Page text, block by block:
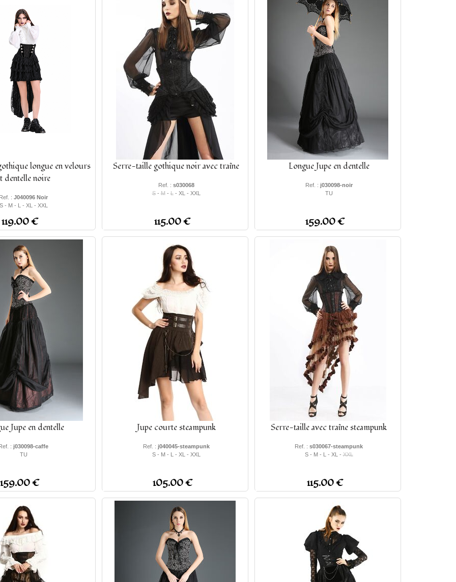
longue en velours
dentelle noire
: J040096 Noir
- M - L - XL - XXL
119.00 €
Serre-taille gothique noir avec traîne
Ref. : s030068
S-M-L- XL - XXL
115.00 €
Longue Jupe en dentelle
Ref. : j030098-noir
TU
159.00 €
Jupe en dentelle
: j030098-caffe
TU
159.00 €
Jupe courte steampunk
Ref. : j040045-steampunk
S - M - L - XL - XXL
105.00 €
Serre-taille avec traîne steampunk
Ref. : s030067-steampunk
S - M - L - XL -XXL
115.00 €